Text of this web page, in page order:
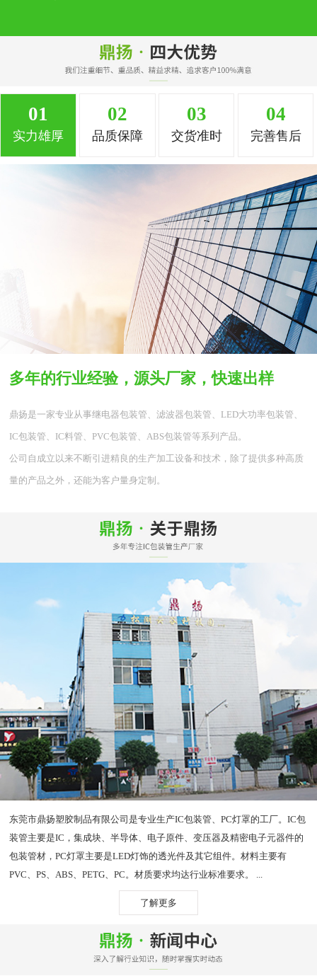
01
实力雄厚
02
品质保障
03
交货准时
04
完善售后
多年的行业经验，源头厂家，快速出样
鼎扬是一家专业从事继电器包装管、滤波器包装管、LED大功率包装管、
IC包装管、IC料管、PVC包装管、ABS包装管等系列产品。
公司自成立以来不断引进精良的生产加工设备和技术，除了提供多种高质
量的产品之外，还能为客户量身定制。
东莞市鼎扬塑胶制品有限公司是专业生产IC包装管、PC灯罩的工厂。IC包
装管主要是IC，集成块、半导体、电子原件、变压器及精密电子元器件的
包装管材，PC灯罩主要是LED灯饰的透光件及其它组件。材料主要有
PVC、PS、ABS、PETG、PC。材质要求均达行业标准要求。 ...
了解更多